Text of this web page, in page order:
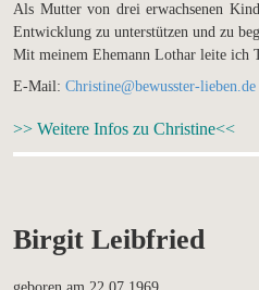
Als Mutter von drei erwachsenen
Entwicklung zu unterstützen und zu
Mit meinem Ehemann Lothar leite ich
E-Mail: Christine@bewusster-lieben.de
>> Weitere Infos zu Christine<<
Birgit Leibfried